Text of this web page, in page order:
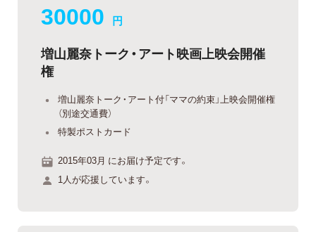
30000 円
増山麗奈トーク・アート映画上映会開催
権
増山麗奈トーク・アート付「ママの約束」上映会開催権
（別途交通費）
特製ポストカード
2015年03月 にお届け予定です。
1人が応援しています。